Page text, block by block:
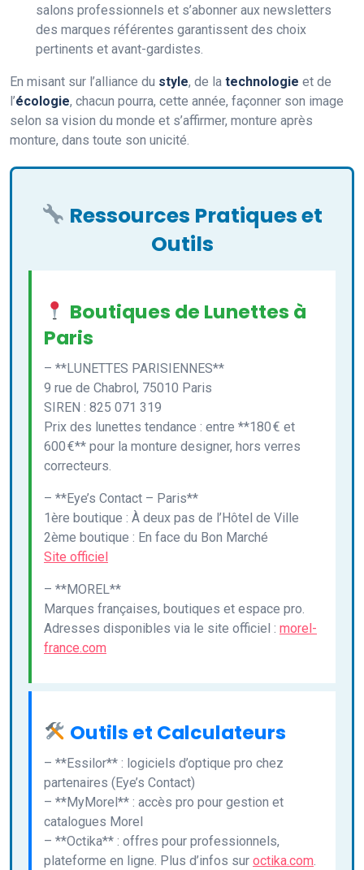
salons professionnels et s’abonner aux newsletters
des marques référentes garantissent des choix
pertinents et avant-gardistes.
En misant sur l’alliance du style, de la technologie et de
l’écologie, chacun pourra, cette année, façonner son image
selon sa vision du monde et s’affirmer, monture après
monture, dans toute son unicité.
Ressources Pratiques et
Outils
Boutiques de Lunettes à
Paris
– **LUNETTES PARISIENNES**
9 rue de Chabrol, 75010 Paris
SIREN : 825 071 319
Prix des lunettes tendance : entre **180 € et
600 €** pour la monture designer, hors verres
correcteurs.
– **Eye’s Contact – Paris**
1ère boutique : À deux pas de l’Hôtel de Ville
2ème boutique : En face du Bon Marché
Site officiel
– **MOREL**
Marques françaises, boutiques et espace pro.
Adresses disponibles via le site officiel : morel-
france.com
Outils et Calculateurs
– **Essilor** : logiciels d’optique pro chez
partenaires (Eye’s Contact)
– **MyMorel** : accès pro pour gestion et
catalogues Morel
– **Octika** : offres pour professionnels,
plateforme en ligne. Plus d’infos sur octika.com